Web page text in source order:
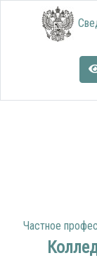
Частное